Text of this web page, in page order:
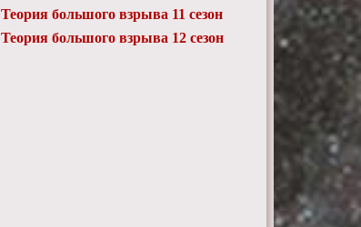
Теория большого взрыва 11 сезон
Теория большого взрыва 12 сезон